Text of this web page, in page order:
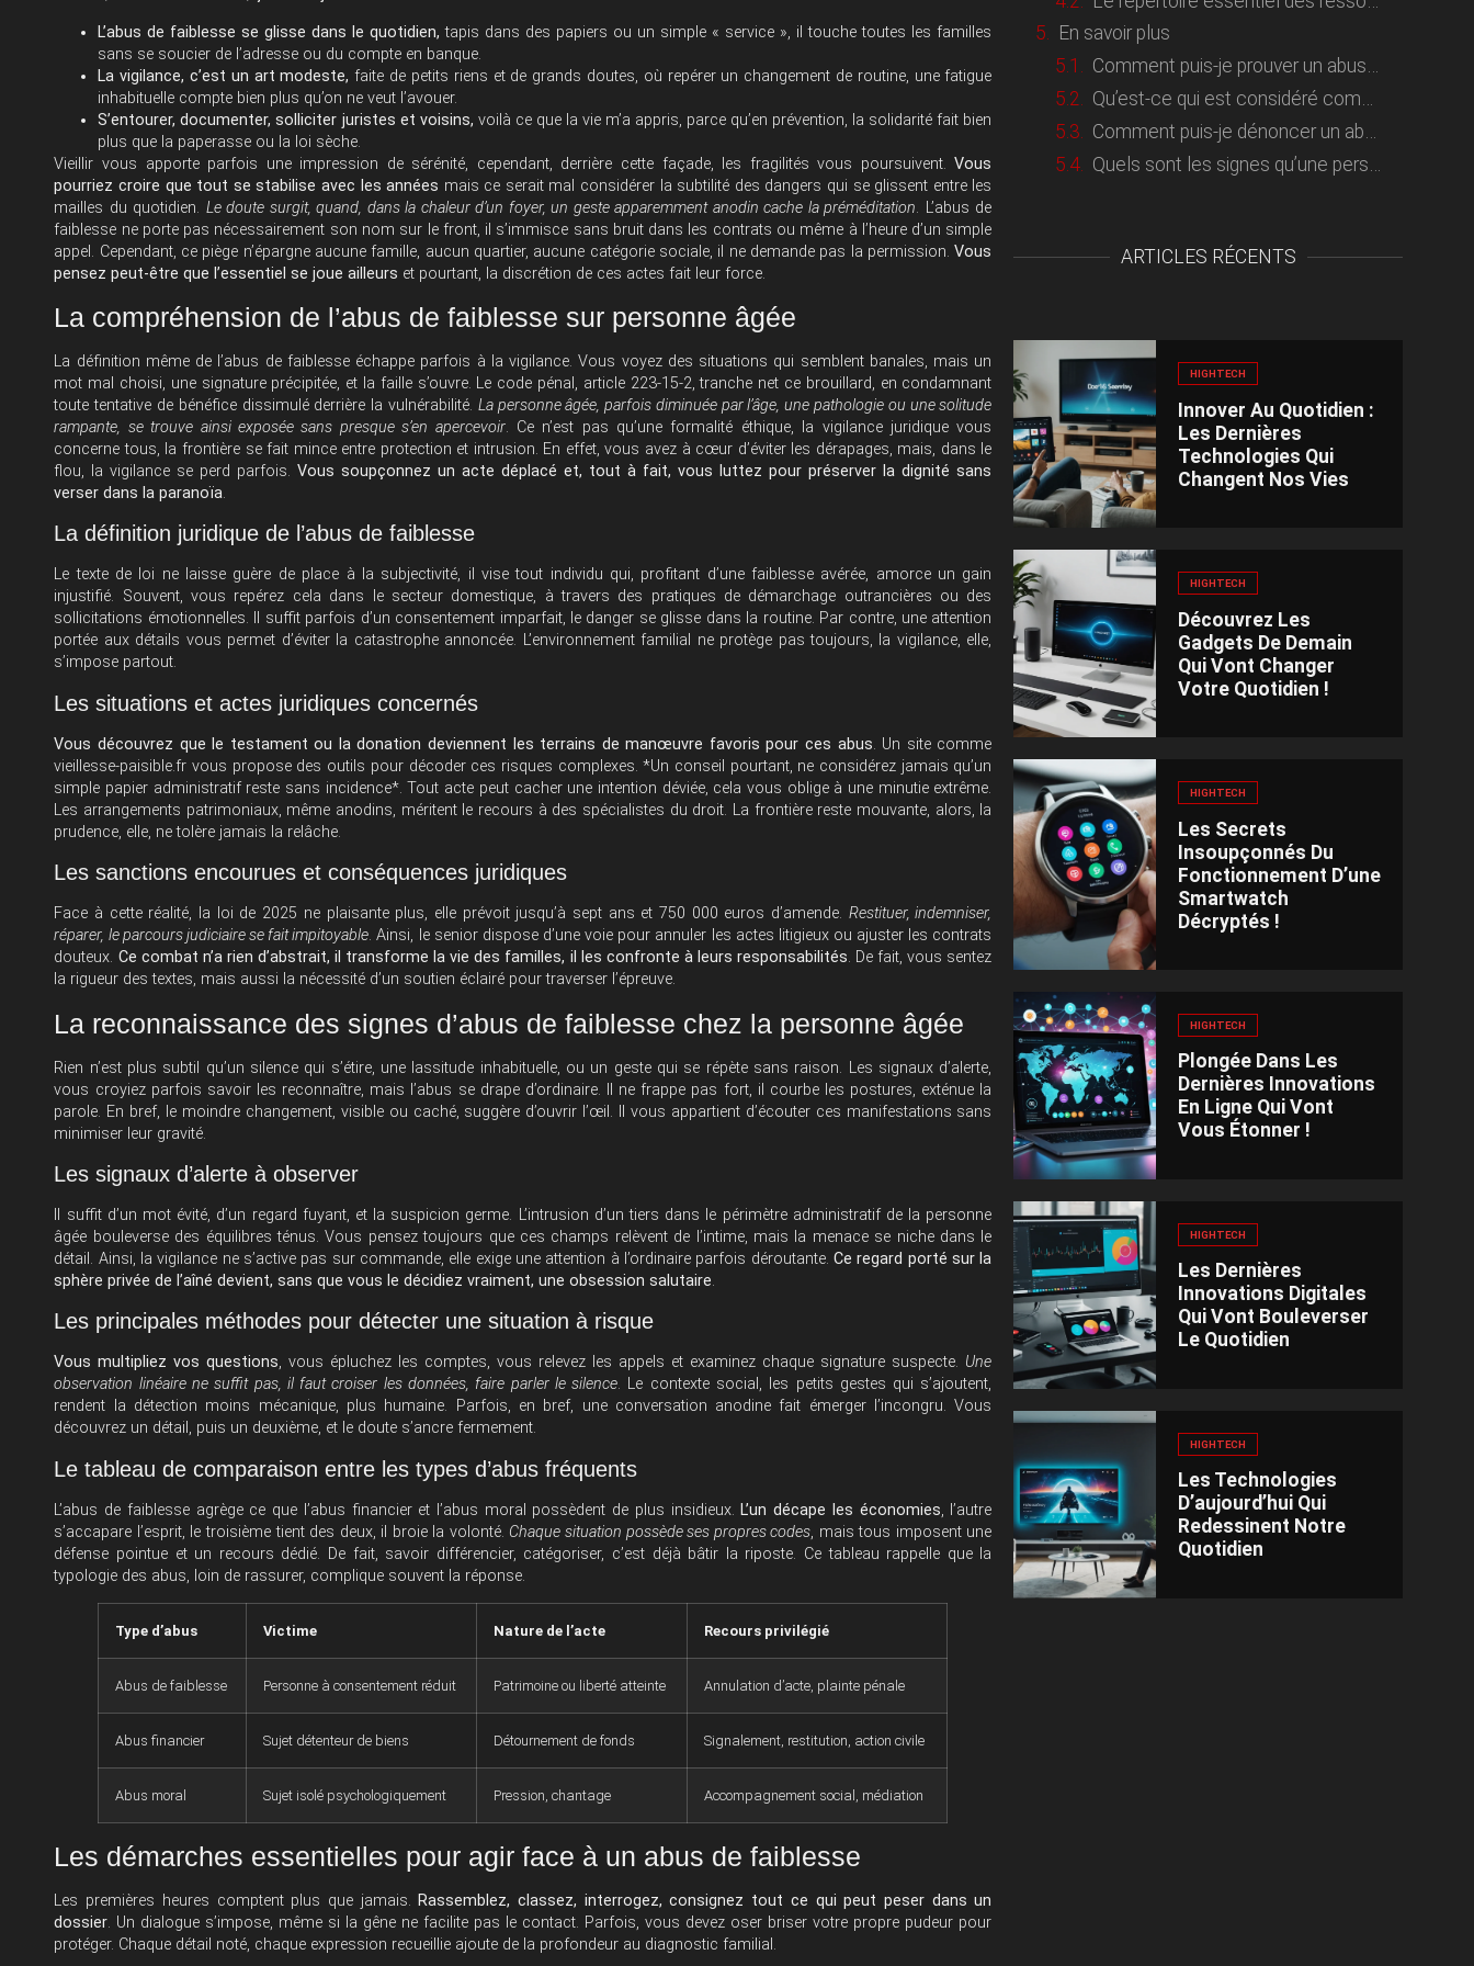
L’abus de faiblesse se glisse dans le quotidien, tapis dans des papiers ou un simple « service », il touche toutes les familles
sans se soucier de l’adresse ou du compte en banque.
La vigilance, c’est un art modeste, faite de petits riens et de grands doutes, où repérer un changement de routine, une fatigue
inhabituelle compte bien plus qu’on ne veut l’avouer.
S’entourer, documenter, solliciter juristes et voisins, voilà ce que la vie m’a appris, parce qu’en prévention, la solidarité fait bien
plus que la paperasse ou la loi sèche.
Vieillir vous apporte parfois une impression de sérénité, cependant, derrière cette façade, les fragilités vous poursuivent.Vous
pourriez croire que tout se stabilise avec les années mais ce serait mal considérer la subtilité des dangers qui se glissent entre les
mailles du quotidien. Le doute surgit, quand, dans la chaleur d’un foyer, un geste apparemment anodin cache la préméditation. L’abus de
faiblesse ne porte pas nécessairement son nom sur le front, il s’immisce sans bruit dans les contrats ou même à l’heure d’un simple
appel. Cependant, ce piège n’épargne aucune famille, aucun quartier, aucune catégorie sociale, il ne demande pas la permission.Vous
pensez peut-être que l’essentiel se joue ailleurs et pourtant, la discrétion de ces actes fait leur force.
La compréhension de l’abus de faiblesse sur personne âgée
La définition même de l’abus de faiblesse échappe parfois à la vigilance. Vous voyez des situations qui semblent banales, mais un
mot mal choisi, une signature précipitée, et la faille s’ouvre. Le code pénal, article 223-15-2, tranche net ce brouillard, en condamnant
toute tentative de bénéfice dissimulé derrière la vulnérabilité. La personne âgée, parfois diminuée par l’âge, une pathologie ou une solitude
rampante, se trouve ainsi exposée sans presque s’en apercevoir. Ce n’est pas qu’une formalité éthique, la vigilance juridique vous
concerne tous, la frontière se fait mince entre protection et intrusion. En effet, vous avez à cœur d’éviter les dérapages, mais, dans le
flou, la vigilance se perd parfois.Vous soupçonnez un acte déplacé et, tout à fait, vous luttez pour préserver la dignité sans
verser dans la paranoïa.
La définition juridique de l’abus de faiblesse
Le texte de loi ne laisse guère de place à la subjectivité, il vise tout individu qui, profitant d’une faiblesse avérée, amorce un gain
injustifié. Souvent, vous repérez cela dans le secteur domestique, à travers des pratiques de démarchage outrancières ou des
sollicitations émotionnelles. Il suffit parfois d’un consentement imparfait, le danger se glisse dans la routine. Par contre, une attention
portée aux détails vous permet d’éviter la catastrophe annoncée. L’environnement familial ne protège pas toujours, la vigilance, elle,
s’impose partout.
Les situations et actes juridiques concernés
Vous découvrez que le testament ou la donation deviennent les terrains de manœuvre favoris pour ces abus. Un site comme
vieillesse-paisible.fr vous propose des outils pour décoder ces risques complexes. *Un conseil pourtant, ne considérez jamais qu’un
simple papier administratif reste sans incidence*. Tout acte peut cacher une intention déviée, cela vous oblige à une minutie extrême.
Les arrangements patrimoniaux, même anodins, méritent le recours à des spécialistes du droit. La frontière reste mouvante, alors, la
prudence, elle, ne tolère jamais la relâche.
Les sanctions encourues et conséquences juridiques
Face à cette réalité, la loi de 2025 ne plaisante plus, elle prévoit jusqu’à sept ans et 750 000 euros d’amende. Restituer, indemniser,
réparer, le parcours judiciaire se fait impitoyable. Ainsi, le senior dispose d’une voie pour annuler les actes litigieux ou ajuster les contrats
douteux. Ce combat n’a rien d’abstrait, il transforme la vie des familles, il les confronte à leurs responsabilités. De fait, vous sentez
la rigueur des textes, mais aussi la nécessité d’un soutien éclairé pour traverser l’épreuve.
La reconnaissance des signes d’abus de faiblesse chez la personne âgée
Rien n’est plus subtil qu’un silence qui s’étire, une lassitude inhabituelle, ou un geste qui se répète sans raison. Les signaux d’alerte,
vous croyiez parfois savoir les reconnaître, mais l’abus se drape d’ordinaire. Il ne frappe pas fort, il courbe les postures, exténue la
parole. En bref, le moindre changement, visible ou caché, suggère d’ouvrir l’œil. Il vous appartient d’écouter ces manifestations sans
minimiser leur gravité.
Les signaux d’alerte à observer
Il suffit d’un mot évité, d’un regard fuyant, et la suspicion germe. L’intrusion d’un tiers dans le périmètre administratif de la personne
âgée bouleverse des équilibres ténus. Vous pensez toujours que ces champs relèvent de l’intime, mais la menace se niche dans le
détail. Ainsi, la vigilance ne s’active pas sur commande, elle exige une attention à l’ordinaire parfois déroutante.Ce regard porté sur la
sphère privée de l’aîné devient, sans que vous le décidiez vraiment, une obsession salutaire.
Les principales méthodes pour détecter une situation à risque
Vous multipliez vos questions, vous épluchez les comptes, vous relevez les appels et examinez chaque signature suspecte. Une
observation linéaire ne suffit pas, il faut croiser les données, faire parler le silence. Le contexte social, les petits gestes qui s’ajoutent,
rendent la détection moins mécanique, plus humaine. Parfois, en bref, une conversation anodine fait émerger l’incongru. Vous
découvrez un détail, puis un deuxième, et le doute s’ancre fermement.
Le tableau de comparaison entre les types d’abus fréquents
L’abus de faiblesse agrège ce que l’abus financier et l’abus moral possèdent de plus insidieux. L’un décape les économies, l’autre
s’accapare l’esprit, le troisième tient des deux, il broie la volonté. Chaque situation possède ses propres codes, mais tous imposent une
défense pointue et un recours dédié. De fait, savoir différencier, catégoriser, c’est déjà bâtir la riposte. Ce tableau rappelle que la
typologie des abus, loin de rassurer, complique souvent la réponse.
Type d’abus Victime Nature de l’acte Recours privilégié
Abus de faiblesse Personne à consentement réduit Patrimoine ou liberté atteinte Annulation d’acte, plainte pénale
Abus financier Sujet détenteur de biens Détournement de fonds Signalement, restitution, action civile
Abus moral Sujet isolé psychologiquement Pression, chantage Accompagnement social, médiation
Les démarches essentielles pour agir face à un abus de faiblesse
Les premières heures comptent plus que jamais. Rassemblez, classez, interrogez, consignez tout ce qui peut peser dans un
dossier. Un dialogue s’impose, même si la gêne ne facilite pas le contact. Parfois, vous devez oser briser votre propre pudeur pour
protéger. Chaque détail noté, chaque expression recueillie ajoute de la profondeur au diagnostic familial.
En savoir plus
Comment puis-je prouver un abus de faiblesse sur une personne âgée ?
ARTICLES RÉCENTS
HIGHTECH
Innover Au Quotidien :
Les Dernières
Technologies Qui
Changent Nos Vies
HIGHTECH
Découvrez Les
Gadgets De Demain
Qui Vont Changer
Votre Quotidien !
HIGHTECH
Les Secrets
Insoupçonnés Du
Fonctionnement D’une
Smartwatch
Décryptés !
HIGHTECH
Plongée Dans Les
Dernières Innovations
En Ligne Qui Vont
Vous Étonner !
HIGHTECH
Les Dernières
Innovations Digitales
Qui Vont Bouleverser
Le Quotidien
HIGHTECH
Les Technologies
D’aujourd’hui Qui
Redessinent Notre
Quotidien